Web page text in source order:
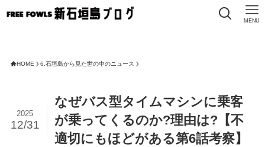
MENU
HOME 6.石垣島から見た世の中のニュース
なぜバス型タイムマシンに乗客
が乗ってくるのか?理由は?【不
適切にもほどがある第6話考察】
2025
12/31